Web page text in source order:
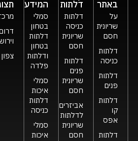
באתר
על
שריונית
חסם
דלתות
כניסה
דלתות
פנים
דלתות
קו
אפס
דלתות
דלתות
דלתות
כניסה
שריונית
חסם
דלתות
פנים
שריונית
חסם
אביזרים
לדלתות
שריונית
חסם
המידע
סמלי
בטחון
דלתות
בטחון
ודלתות
פלדה
סמלי
איכות
דלתות
כניסה
סמלי
איכות
צפון